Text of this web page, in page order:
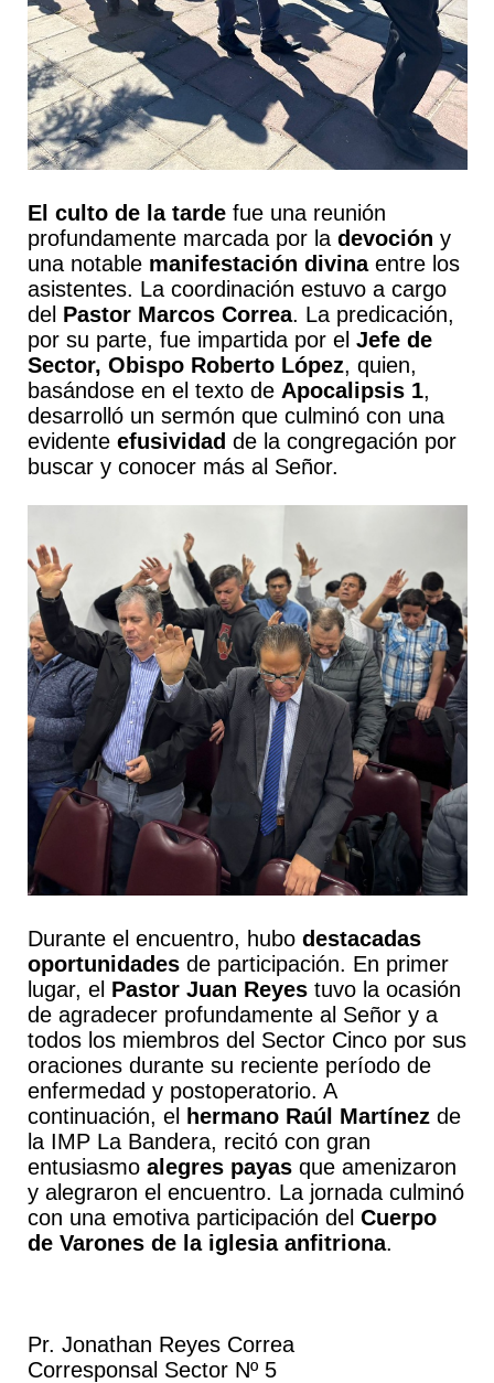
El culto de la tardefue una reunión
profundamente marcada por la devoción y
una notable manifestación divinaentre los
asistentes. La coordinación estuvo a cargo
del Pastor Marcos Correa. La predicación,
por su parte, fue impartida por el Jefe de
Sector, Obispo Roberto López, quien,
basándose en el texto de Apocalipsis 1,
desarrolló un sermón que culminó con una
evidente efusividad de la congregación por
buscar y conocer más al Señor.
Durante el encuentro, hubo destacadas
oportunidadesde participación. En primer
lugar, el Pastor Juan Reyestuvo la ocasión
de agradecer profundamente al Señor y a
todos los miembros del Sector Cinco por sus
oraciones durante su reciente período de
enfermedad y postoperatorio. A
continuación, el
hermano Raúl Martínezde
la IMP La Bandera, recitó con gran
entusiasmo alegres payasque amenizaron
y alegraron el encuentro. La jornada culminó
con una emotiva participación del Cuerpo
de Varones de la iglesia anfitriona.
Pr. Jonathan Reyes Correa
Corresponsal Sector Nº 5